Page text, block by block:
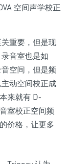
重要，但是现
音室也是如
空间，但是频
动空间校正成
来就有 D-
室校正空间频
价格，让更多